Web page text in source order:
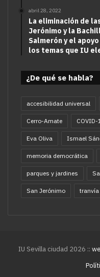
abril 28, 2022
La eliminación de
Jerónimo y la
Salmerón y el
los temas que IU
¿De qué se habla?
accesibilidad universal
Cerro-Amate COVID-
Eva Oliva Ismael
memoria democrática
parques y jardines
San Jerónimo tranvía
IU Sevilla ciudad 2026 ::